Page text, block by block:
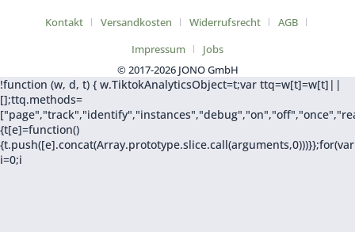
Kontakt Versandkosten Widerrufsrecht
AGB
Impressum
Jobs
© 2017-2026 JONO GmbH
!function (w, d, t) { w.TiktokAnalyticsObject=t;var ttq=w[t]=w[t]||
[];ttq.methods=
{t[e]=function()
{t.push([e].concat(Array.prototype.slice.call(arguments,0)))}};for(var
i=0;i